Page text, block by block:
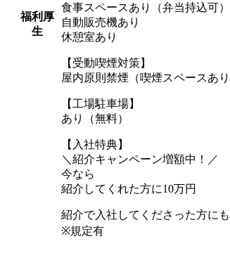
福利厚
生
食事スペースあり（弁当持込可）
自動販売機あり
休憩室あり
【受動喫煙対策】
屋内原則禁煙（喫煙スペースあり
【工場駐車場】
あり（無料）
【入社特典】
＼紹介キャンペーン増額中！／
今なら
紹介してくれた方に10万円
紹介で入社してくださった方に
※規定有